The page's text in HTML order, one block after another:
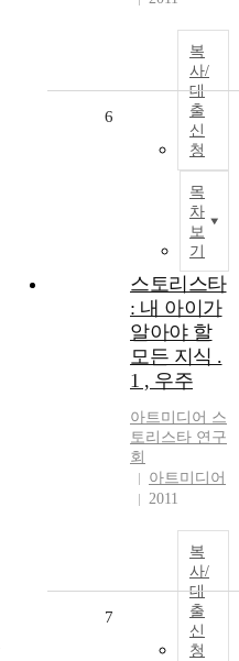
복
사/
대
출
신
청
목
차
보
기
6
스토리스타
: 내 아이가
알아야 할
모든 지식 .
1 , 우주
아트미디어 스
토리스타 연구
회
아트미디어
2011
복
사/
대
출
신
청
7